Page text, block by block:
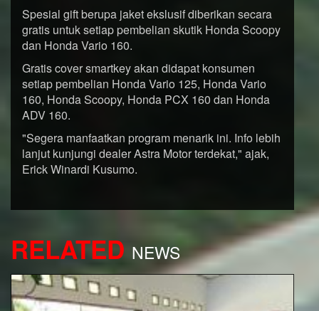
Spesial gift berupa jaket ekslusif diberikan secara
gratis untuk setiap pembelian skutik Honda Scoopy
dan Honda Vario 160.
Gratis cover smartkey akan didapat konsumen
setiap pembelian Honda Vario 125, Honda Vario
160, Honda Scoopy, Honda PCX 160 dan Honda
ADV 160.
"Segera manfaatkan program menarik ini. Info lebih
lanjut kunjungi dealer Astra Motor terdekat," ajak,
Erick Winardi Kusumo.
RELATED NEWS